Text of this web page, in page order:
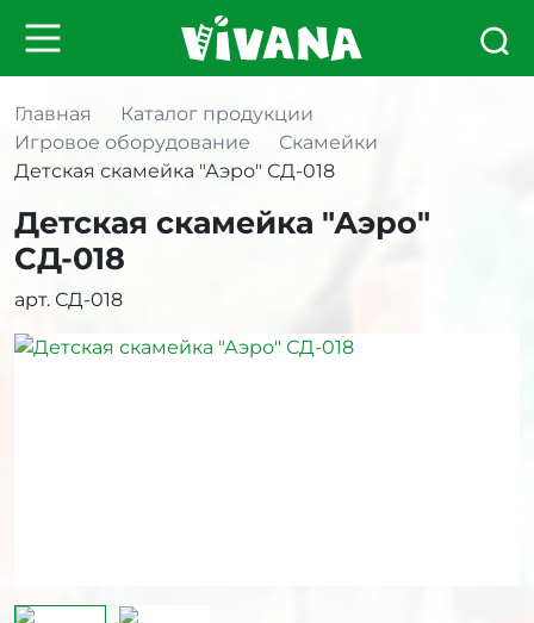
Главная
Каталог продукции
Игровое оборудование
Скамейки
Детская скамейка "Аэро" СД-018
Детская скамейка "Аэро"
СД-018
арт. СД-018